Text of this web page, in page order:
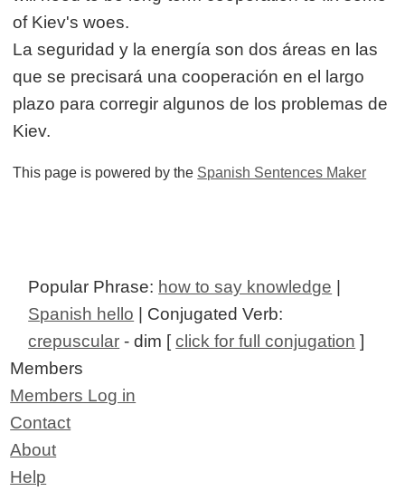
of Kiev's woes.
La seguridad y la energía son dos áreas en las
que se precisará una cooperación en el largo
plazo para corregir algunos de los problemas de
Kiev.
This page is powered by the Spanish Sentences Maker
Popular Phrase: how to say knowledge |
Spanish hello | Conjugated Verb:
crepuscular - dim [click for full conjugation ]
Members
Members Log in
Contact
About
Help